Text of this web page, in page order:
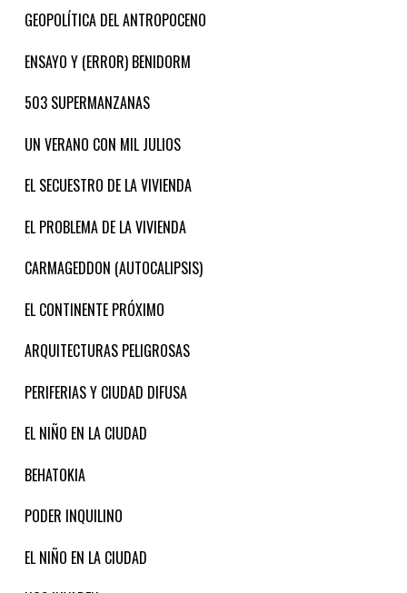
GEOPOLÍTICA DEL ANTROPOCENO
ENSAYO Y (ERROR) BENIDORM
503 SUPERMANZANAS
UN VERANO CON MIL JULIOS
EL SECUESTRO DE LA VIVIENDA
EL PROBLEMA DE LA VIVIENDA
CARMAGEDDON (AUTOCALIPSIS)
EL CONTINENTE PRÓXIMO
ARQUITECTURAS PELIGROSAS
PERIFERIAS Y CIUDAD DIFUSA
EL NIÑO EN LA CIUDAD
BEHATOKIA
PODER INQUILINO
EL NIÑO EN LA CIUDAD